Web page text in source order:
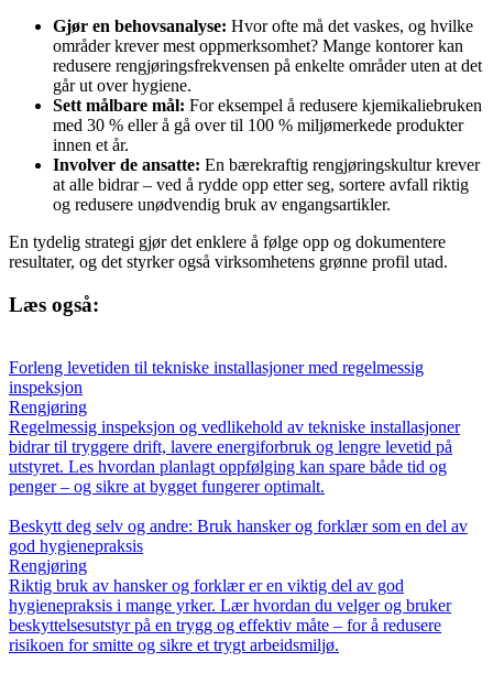
Gjør en behovsanalyse: Hvor ofte må det vaskes, og hvilke
områder krever mest oppmerksomhet? Mange kontorer kan
redusere rengjøringsfrekvensen på enkelte områder uten at det
går ut over hygiene.
Sett målbare mål: For eksempel å redusere kjemikaliebruken
med 30 % eller å gå over til 100 % miljømerkede produkter
innen et år.
Involver de ansatte: En bærekraftig rengjøringskultur krever
at alle bidrar – ved å rydde opp etter seg, sortere avfall riktig
og redusere unødvendig bruk av engangsartikler.
En tydelig strategi gjør det enklere å følge opp og dokumentere
resultater, og det styrker også virksomhetens grønne profil utad.
Læs også:
Forleng levetiden til tekniske installasjoner med regelmessig
inspeksjon
Rengjøring
Regelmessig inspeksjon og vedlikehold av tekniske installasjoner
bidrar til tryggere drift, lavere energiforbruk og lengre levetid på
utstyret. Les hvordan planlagt oppfølging kan spare både tid og
penger – og sikre at bygget fungerer optimalt.
Beskytt deg selv og andre: Bruk hansker og forklær som en del av
god hygienepraksis
Rengjøring
Riktig bruk av hansker og forklær er en viktig del av god
hygienepraksis i mange yrker. Lær hvordan du velger og bruker
beskyttelsesutstyr på en trygg og effektiv måte – for å redusere
risikoen for smitte og sikre et trygt arbeidsmiljø.